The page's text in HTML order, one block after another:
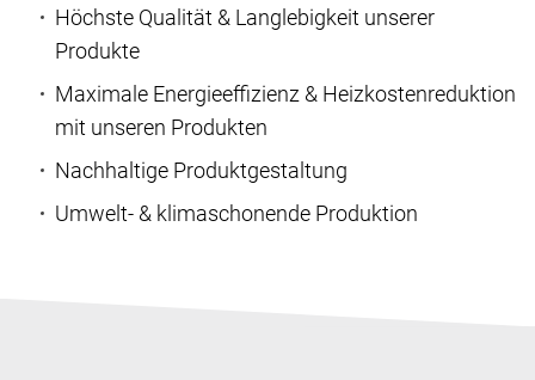
Höchste Qualität & Langlebigkeit unserer
Produkte
Maximale Energieeffizienz & Heizkostenreduktion
mit unseren Produkten
Nachhaltige Produktgestaltung
Umwelt- & klimaschonende Produktion